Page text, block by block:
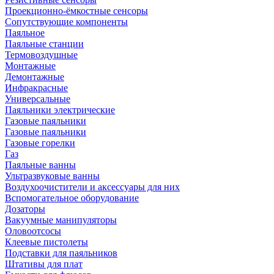
Проекционно-ёмкостные сенсоры
Сопутствующие компоненты
Паяльное
Паяльные станции
Термовоздушные
Монтажные
Демонтажные
Инфракрасные
Универсальные
Паяльники электрические
Газовые паяльники
Газовые паяльники
Газовые горелки
Газ
Паяльные ванны
Ультразвуковые ванны
Воздухоочистители и аксессуары для них
Вспомогательное оборудование
Дозаторы
Вакуумные манипуляторы
Оловоотсосы
Клеевые пистолеты
Подставки для паяльников
Штативы для плат